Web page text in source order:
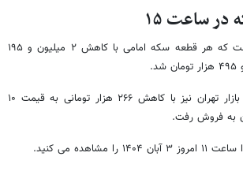
ساعت ۱۵
گزارش‌ها حاکی از آن است که هر قطعه سکه امامی با کاهش ۲ میلیون و ۱۹۵
هر گرم طلای ۱۸عیار در بازار تهران نیز با کاهش ۲۶۶ هزار تومانی به قیمت ۱۰
می کنید.